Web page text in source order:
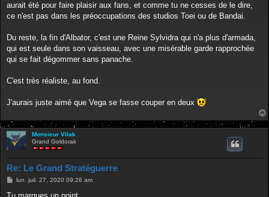
aurait été pour faire plaisir aux fans, et comme tu ne cesses de le dire,
ce n'est pas dans les préoccupations des studios Toei ou de Bandai.
Du reste, la fin d'Albator, c'est une Reine Sylvidra qui n'a plus d'armada,
qui est seule dans son vaisseau, avec une misérable garde rapprochée
qui se fait dégommer sans panache.
C'est très réaliste, au fond.
J'aurais juste aimé que Vega se fasse couper en deux
Monsieur Vilak
Grand Goldorak
Re: Le Grand Stratéguerre
M
s
lun. juil. 27, 2020 09:26 am